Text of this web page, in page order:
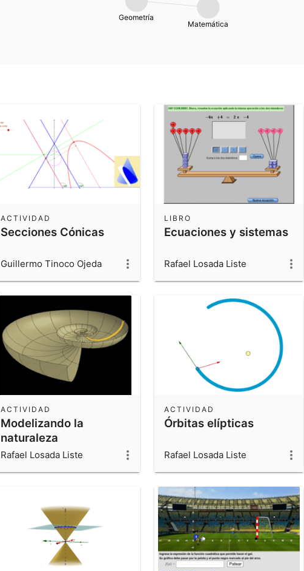
Geometría
Matemática
Secciones Cónicas
ACTIVIDAD
Guillermo Tinoco Ojeda
Ecuaciones y sistemas
LIBRO
Rafael Losada Liste
Modelizando la
naturaleza
ACTIVIDAD
Rafael Losada Liste
Órbitas elípticas
ACTIVIDAD
Rafael Losada Liste